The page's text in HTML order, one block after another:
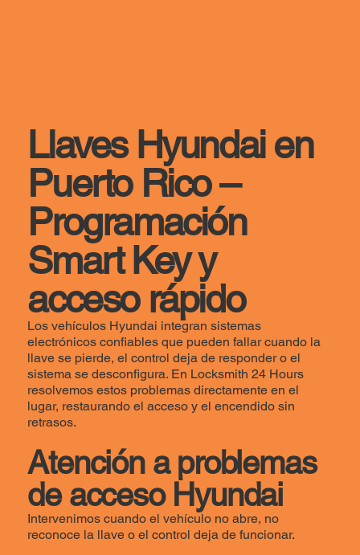
Llaves Hyundai en
Puerto Rico –
Programación
Smart Key y
acceso rápido
Los vehículos Hyundai integran sistemas
electrónicos confiables que pueden fallar cuando la
llave se pierde, el control deja de responder o el
sistema se desconfigura. En Locksmith 24 Hours
resolvemos estos problemas directamente en el
lugar, restaurando el acceso y el encendido sin
retrasos.
Atención a problemas
de acceso Hyundai
Intervenimos cuando el vehículo no abre, no
reconoce la llave o el control deja de funcionar.